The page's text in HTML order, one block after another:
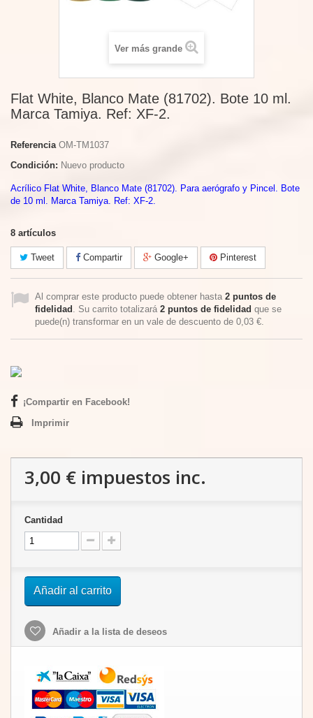
Ver más grande
Flat White, Blanco Mate (81702). Bote 10 ml.
Marca Tamiya. Ref: XF-2.
Referencia OM-TM1037
Condición: Nuevo producto
Acrílico Flat White, Blanco Mate (81702). Para aerógrafo y Pincel. Bote
de 10 ml. Marca Tamiya. Ref: XF-2.
8 artículos
Tweet Compartir Google+ Pinterest
Al comprar este producto puede obtener hasta 2 puntos de
fidelidad . Su carrito totalizará 2 puntos de fidelidad que se
puede(n) transformar en un vale de descuento de 0,03 €.
¡Compartir en Facebook!
Imprimir
3,00 € impuestos inc.
Cantidad
Añadir al carrito
Añadir a la lista de deseos